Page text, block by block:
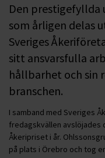
Den prestigefyllda
som årligen delas
Sveriges
sitt ansvarsfulla
hållbarhet och sin
branschen.
I samband med Sveriges
fredagskvällen avslöjades
Åkeripriset i år.
på plats i Örebro och tog